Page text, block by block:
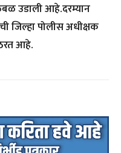
उडाली आहे.दरम्यान
जिल्हा पोलीस अधीक्षक
आहे.